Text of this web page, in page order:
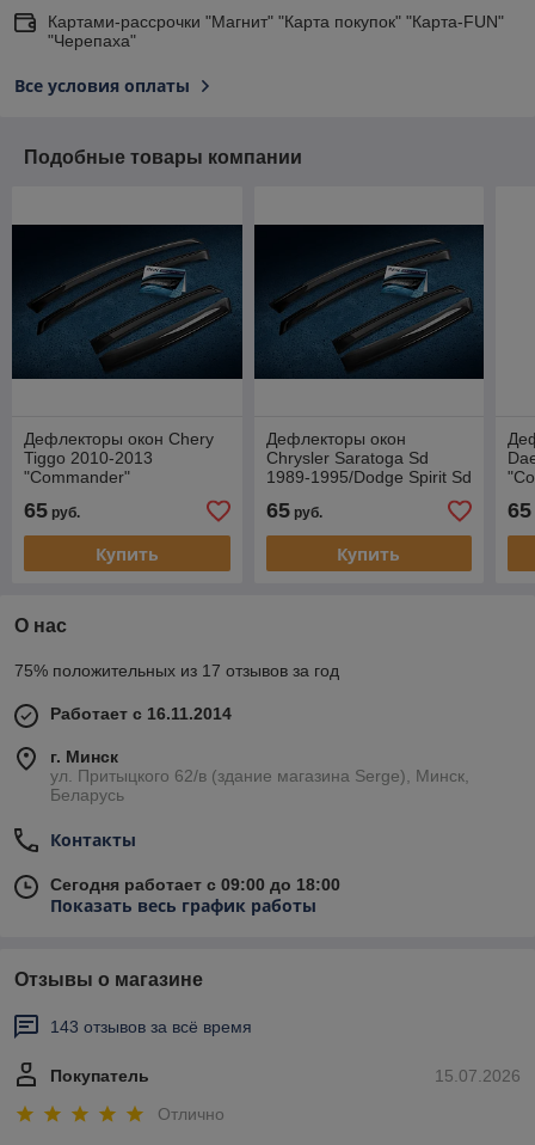
Картами-рассрочки "Магнит" "Карта покупок" "Карта-FUN"
"Черепаха"
Все условия оплаты
Подобные товары компании
Дефлекторы окон Chery
Tiggo 2010-2013
"Commander"
65 руб.
Купить
Дефлекторы окон
Chrysler Saratoga Sd
1989-1995/Dodge Spirit Sd
1989-1994 "Commander"
65руб.
Купить
65
О нас
75% положительных из 17 отзывов за год
Работает с 16.11.2014
г. Минск
ул. Притыцкого 62/в (здание магазина Serge), Минск,
Беларусь
Контакты
Сегодня работает с 09:00 до 18:00
Показать весь график работы
Отзывы о магазине
143 отзывов за всё время
15.07.2026
Покупатель
Отлично